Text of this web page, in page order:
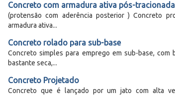
Concreto com armadura ativa pós-tracionada
(protensão com aderência posterior ) Concreto
armadura ativa...
Concreto rolado para sub-base
Concreto simples para emprego em sub-base,
bastante seca,...
Concreto Projetado
Concreto que é lançado por um jato com alta